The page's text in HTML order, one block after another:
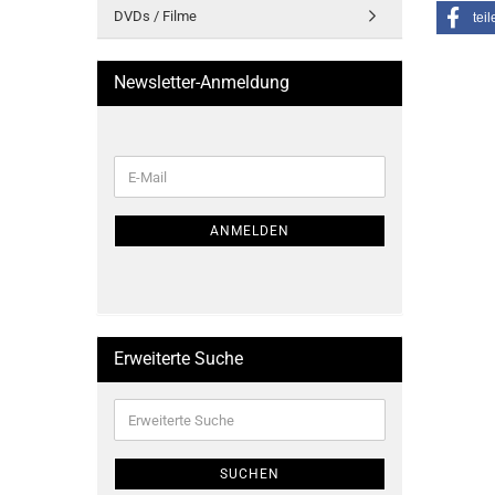
DVDs / Filme
Newsletter-Anmeldung
ZUR
E-
Mail
ANMELDEN
Erweiterte Suche
Suche
SUCHEN